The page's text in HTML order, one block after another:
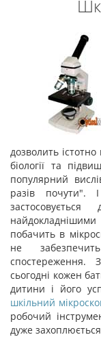
дозволить
біології та
популярний
разів
побачить в
не
спостереження.
сьогодні кожен
дитини і його
шкільний
робочий
дуже